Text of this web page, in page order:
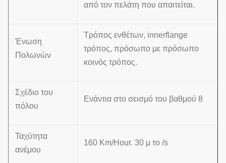
από τον πελάτη που απαιτείται.
Ένωση
Πολωνών
Τρόπος ενθέτων, innerflange
τρόπος, πρόσωπο με πρόσωπο
κοινός τρόπος.
Σχέδιο του
πόλου
Ενάντια στο σεισμό του βαθμού 8
Ταχύτητα
ανέμου
160 Km/Hour. 30 μ το /s